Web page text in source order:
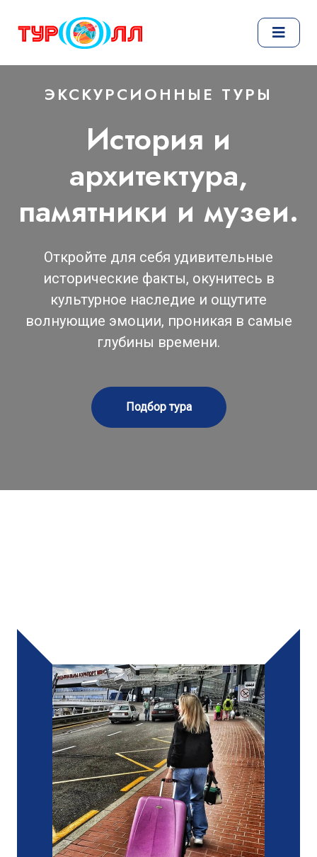
ЭКСКУРСИОННЫЕ ТУРЫ
История и
архитектура,
памятники и музеи.
Откройте для себя удивительные
исторические факты, окунитесь в
культурное наследие и ощутите
волнующие эмоции, проникая в самые
глубины времени.
Подбор тура